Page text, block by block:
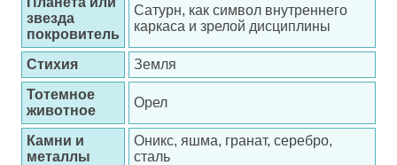
звезда
покровитель
Сатурн, как символ внутреннего
каркаса и зрелой дисциплины
Стихия
Земля
Тотемное
животное
Орел
Камни и
металлы
Оникс, яшма, гранат, серебро,
сталь